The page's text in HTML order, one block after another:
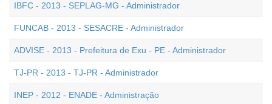
IBFC - 2013 - SEPLAG-MG - Administrador
FUNCAB - 2013 - SESACRE - Administrador
ADVISE - 2013 - Prefeitura de Exu - PE - Administrador
TJ-PR - 2013 - TJ-PR - Administrador
INEP - 2012 - ENADE - Administração